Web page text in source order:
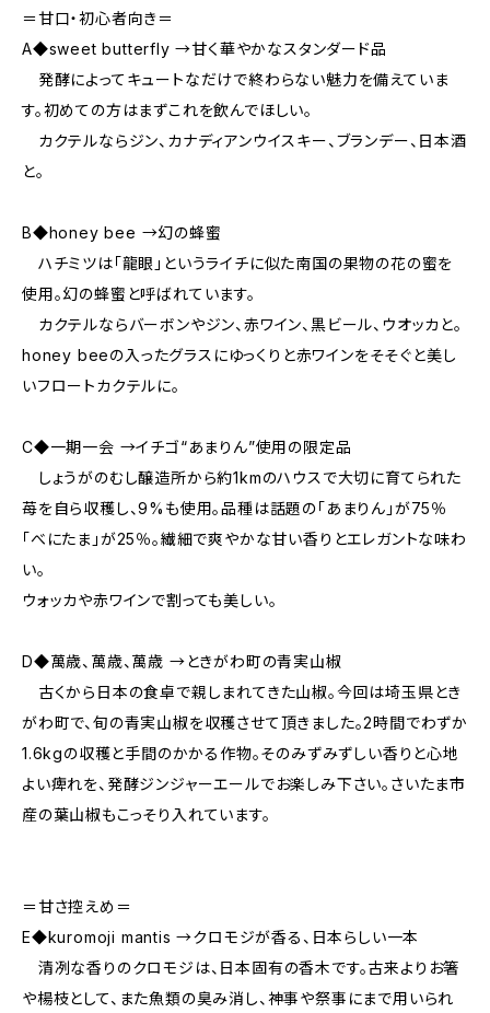
＝甘口・初心者向き＝
A◆sweet butterfly →甘く華やかなスタンダード品
発酵によってキュートなだけで終わらない魅力を備えていま
す。初めての方はまずこれを飲んでほしい。
カクテルならジン、カナディアンウイスキー、ブランデー、日本酒
と。
B◆honey bee →幻の蜂蜜
ハチミツは「龍眼」というライチに似た南国の果物の花の蜜を
使用。幻の蜂蜜と呼ばれています。
カクテルならバーボンやジン、赤ワイン、黒ビール、ウオッカと。
honey beeの入ったグラスにゆっくりと赤ワインをそそぐと美し
いフロートカクテルに。
C◆一期一会 →イチゴ“あまりん”使用の限定品
しょうがのむし醸造所から約1kmのハウスで大切に育てられた
苺を自ら収穫し、9%も使用。品種は話題の「あまりん」が75％
「べにたま」が25％。繊細で爽やかな甘い香りとエレガントな味わ
い。
ウォッカや赤ワインで割っても美しい。
D◆萬歳、萬歳、萬歳 →ときがわ町の青実山椒
古くから日本の食卓で親しまれてきた山椒。今回は埼玉県とき
がわ町で、旬の青実山椒を収穫させて頂きました。2時間でわずか
1.6kgの収穫と手間のかかる作物。そのみずみずしい香りと心地
よい痺れを、発酵ジンジャーエールでお楽しみ下さい。さいたま市
産の葉山椒もこっそり入れています。
＝甘さ控えめ＝
E◆kuromoji mantis →クロモジが香る、日本らしい一本
清冽な香りのクロモジは、日本固有の香木です。古来よりお箸
や楊枝として、また魚類の臭み消し、神事や祭事にまで用いられ